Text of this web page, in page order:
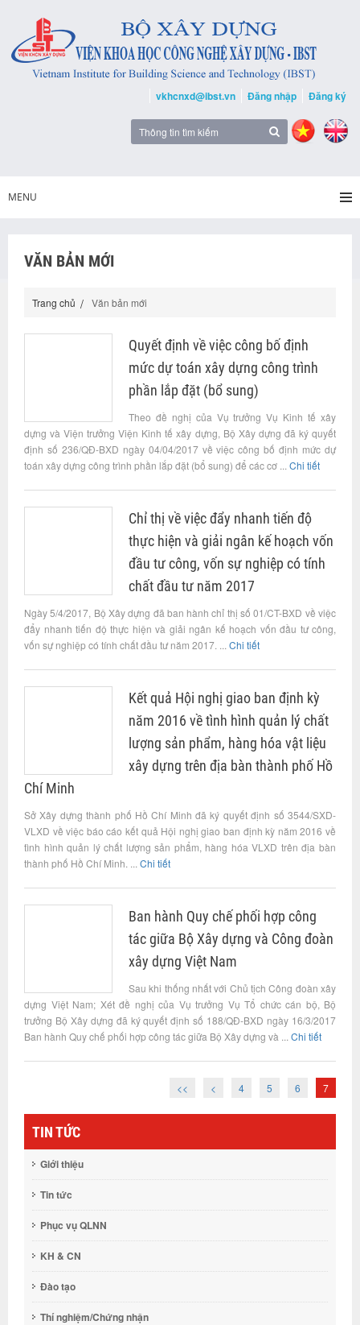
vkhcnxd@ibst.vn Đăng nhập Đăng ký
MENU
VĂN BẢN MỚI
Trang chủ Văn bản mới
Quyết định về việc công bố định
mức dự toán xây dựng công trình
phần lắp đặt (bổ sung)
Theo đề nghị của Vụ trưởng Vụ Kinh tế xây
dựng và Viện trưởng Viện Kinh tế xây dựng, Bộ Xây dựng đã ký quyết
định số 236/QĐ-BXD ngày 04/04/2017 về việc công bố định mức dự
toán xây dựng công trình phần lắp đặt (bổ sung) để các cơ ... Chi tiết
Chỉ thị về việc đẩy nhanh tiến độ
thực hiện và giải ngân kế hoạch vốn
đầu tư công, vốn sự nghiệp có tính
chất đầu tư năm 2017
Ngày 5/4/2017, Bộ Xây dựng đã ban hành chỉ thị số 01/CT-BXD về việc
đẩy nhanh tiến độ thực hiện và giải ngân kế hoạch vốn đầu tư công,
vốn sự nghiệp có tính chất đầu tư năm 2017. ... Chi tiết
Kết quả Hội nghị giao ban định kỳ
năm 2016 về tình hình quản lý chất
lượng sản phẩm, hàng hóa vật liệu
xây dựng trên địa bàn thành phố Hồ
Chí Minh
Sở Xây dựng thành phố Hồ Chí Minh đã ký quyết định số 3544/SXD-
VLXD về việc báo cáo kết quả Hội nghị giao ban định kỳ năm 2016 về
tình hình quản lý chất lượng sản phẩm, hàng hóa VLXD trên địa bàn
thành phố Hồ Chí Minh. ... Chi tiết
Ban hành Quy chế phối hợp công
tác giữa Bộ Xây dựng và Công đoàn
xây dựng Việt Nam
Sau khi thống nhất với Chủ tịch Công đoàn xây
dựng Việt Nam; Xét đề nghị của Vụ trưởng Vụ Tổ chức cán bộ, Bộ
trưởng Bộ Xây dựng đã ký quyết định số 188/QĐ-BXD ngày 16/3/2017
Ban hành Quy chế phối hợp công tác giữa Bộ Xây dựng và ... Chi tiết
<< < 4 5 6 7
TIN TỨC
Giới thiệu
Tin tức
Phục vụ QLNN
KH & CN
Đào tạo
Thí nghiệm/Chứng nhận